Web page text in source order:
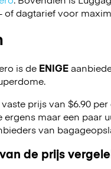
of dagtarief voor
is de ENIGE
prijs van $6.90
ergens maar een paar
van
de prijs